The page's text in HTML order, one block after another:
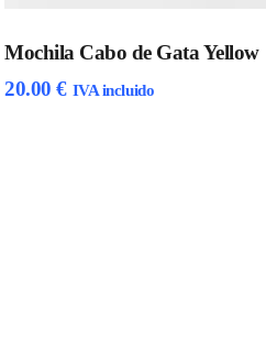
Mochila Cabo de Gata Yellow
20.00€ IVA incluido